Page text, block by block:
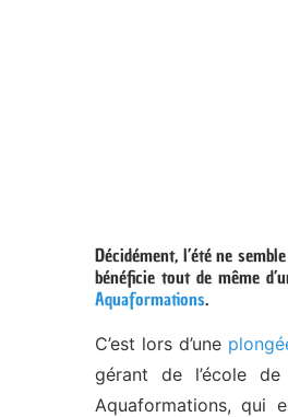
Décidément, l’été ne
bénéficie tout de même
Aquaformations.
C’est lors d’une
gérant de l’école de
Aquaformations, qui